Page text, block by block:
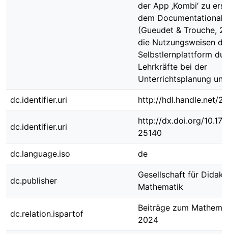
der App ‚Kombi‘ zu
dem Documentational
(Gueudet & Trouche,
die Nutzungsweisen
Selbstlernplattform
Lehrkräfte bei der
Unterrichtsplanung
dc.identifier.uri http://hdl.handle.net/
dc.identifier.uri
http://dx.doi.org/
25140
dc.language.iso de
dc.publisher
Gesellschaft für
Mathematik
dc.relation.ispartof
Beiträge zum
2024